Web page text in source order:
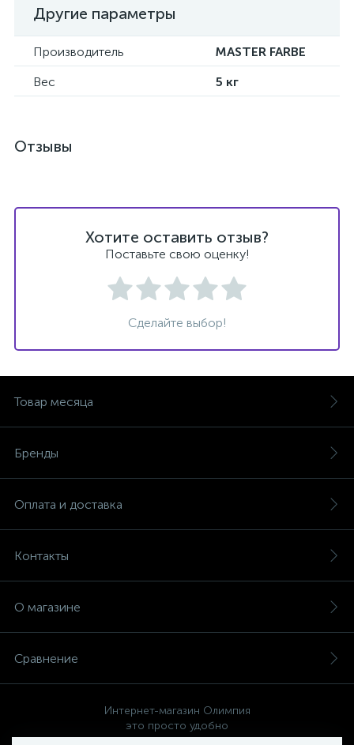
Другие параметры
Производитель
MASTER FARBE
Вес
5 кг
Отзывы
Хотите оставить отзыв?
Поставьте свою оценку!
Сделайте выбор!
Товар месяца
Бренды
Оплата и доставка
Контакты
О магазине
Сравнение
Интернет-магазин Олимпия
это просто удобно